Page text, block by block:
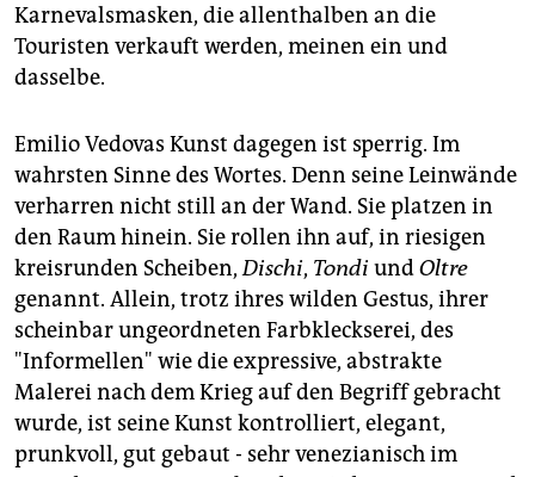
Karnevalsmasken, die allenthalben an die
Touristen verkauft werden, meinen ein und
dasselbe.
Emilio Vedovas Kunst dagegen ist sperrig. Im
wahrsten Sinne des Wortes. Denn seine Leinwände
verharren nicht still an der Wand. Sie platzen in
den Raum hinein. Sie rollen ihn auf, in riesigen
kreisrunden Scheiben,Dischi, Tondi undOltre
genannt. Allein, trotz ihres wilden Gestus, ihrer
scheinbar ungeordneten Farbkleckserei, des
"Informellen" wie die expressive, abstrakte
Malerei nach dem Krieg auf den Begriff gebracht
wurde, ist seine Kunst kontrolliert, elegant,
prunkvoll, gut gebaut - sehr venezianisch im